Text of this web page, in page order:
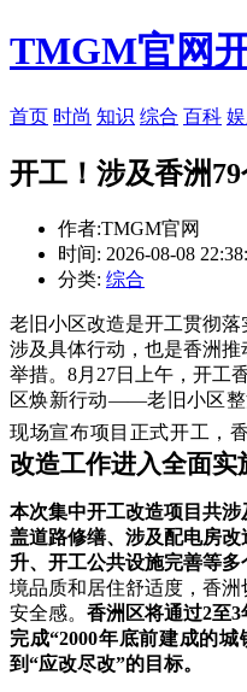
TMGM官网
首页 时尚 知识 综合 百科
开工！涉及香洲79
作者:TMGM官网
时间: 2026-08-08
分类: 综合
老旧小区改造是开工贯彻
涉及具体行动，也是香洲推
举措。8月27日上午，开工
区焕新行动——老旧小区整
现场宣布项目正式开工，
改造工作进入全面实
本次集中开工改造项目共
盖道路修缮、涉及配电房改
升、开工公共设施完善等多
境品质和居住舒适度，香
安全感。 香洲区将通过2至
完成“2000年底前建成的
到“应改尽改”的目标。